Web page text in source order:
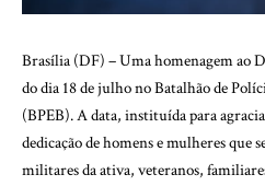
Brasília (DF) – Uma homenagem ao
do dia 18 de julho no Batalhão de
(BPEB). A data, instituída para
dedicação de homens e mulheres que
militares da ativa, veteranos,